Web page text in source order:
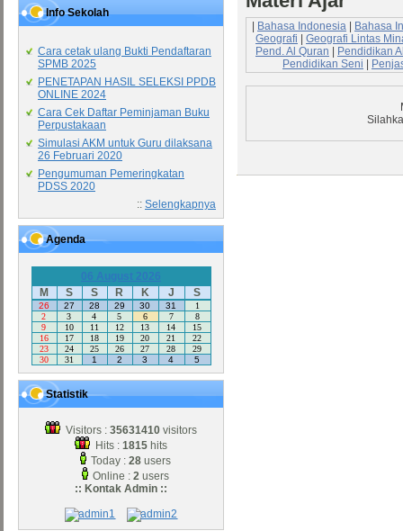
Info Sekolah
Cara cetak ulang Bukti Pendaftaran
SPMB 2025
PENETAPAN HASIL SELEKSI PPDB
ONLINE 2024
Cara Cek Daftar Peminjaman Buku
Perpustakaan
Simulasi AKM untuk Guru dilaksana
26 Februari 2020
Pengumuman Pemeringkatan
PDSS 2020
:: Selengkapnya
Agenda
06 August 2026
M
S S R K J S
26 27 28 29 30 31
1
2
3 4 5 6 7
8
9
10 11 12 13 14
15
16
17 18 19 20 21
22
23
24 25 26 27 28
29
30
31 1 2 3 4 5
Statistik
Visitors : 35631410 visitors
Hits : 1815 hits
Today :28 users
Online :2 users
:: Kontak Admin ::
| Bahasa Indonesia | Bahasa
Geografi | Geografi Lintas
Pend. Al Quran | Pendidikan
Pendidikan Seni |